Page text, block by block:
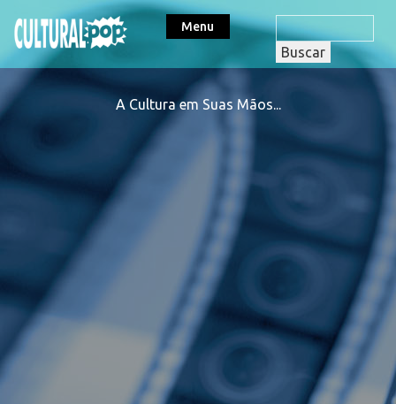
Menu
A Cultura em Suas Mãos...